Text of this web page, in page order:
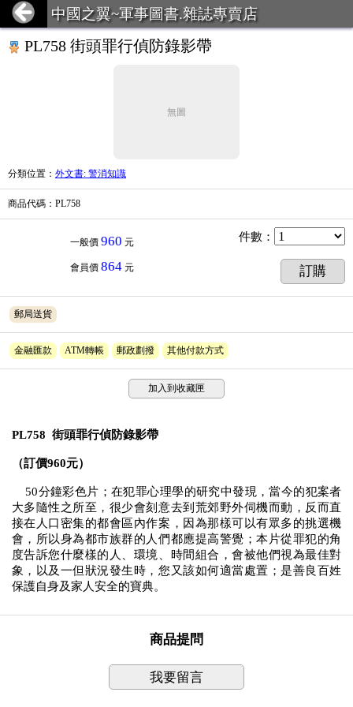
中國之翼~軍事圖書.雜誌專賣店
PL758 街頭罪行偵防錄影帶
無圖
分類位置 ： 外文書: 警消知識
商品代碼 ：PL758
一般價 960 元
會員價 864 元
件數 ：
訂購
郵局送貨
金融匯款 ATM轉帳 郵政劃撥 其他付款方式
加入到收藏匣
PL758 街頭罪行偵防錄影帶
（訂價960元）
50分鐘彩色片；在犯罪心理學的研究中發現，當今的犯案者
大多隨性之所至，很少會刻意去到荒郊野外伺機而動，反而直
接在人口密集的都會區內作案，因為那樣可以有眾多的挑選機
會，所以身為都市族群的人們都應提高警覺；本片從罪犯的角
度告訴您什麼樣的人、環境、時間組合，會被他們視為最佳對
象，以及一但狀況發生時，您又該如何適當處置；是善良百姓
保護自身及家人安全的寶典。
商品提問
我要留言